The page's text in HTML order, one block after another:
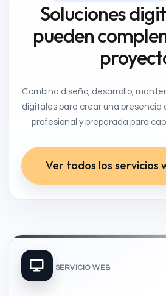
Soluciones
pueden
Combina diseño, desarrollo,
digitales para crear una presencia
profesional y preparada para
Ver todos los servicios
SERVICIO WEB